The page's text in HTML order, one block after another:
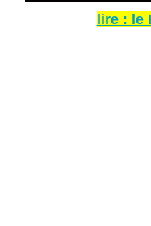
lire :